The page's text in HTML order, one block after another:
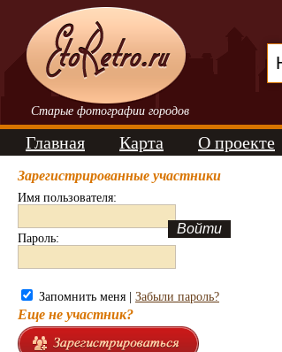
Старые фотографии городов
Главная Карта О проекте
Зарегистрированные участники
Имя пользователя:
Пароль:
Запомнить меня | Забыли пароль?
Еще не участник?